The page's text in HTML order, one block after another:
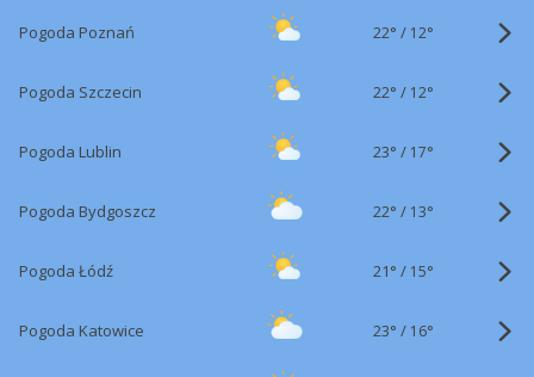
Pogoda Poznań 22° / 12°
Pogoda Szczecin 22° / 12°
Pogoda Lublin 23° / 17°
Pogoda Bydgoszcz 22° / 13°
Pogoda Łódź 21° / 15°
Pogoda Katowice 23° / 16°